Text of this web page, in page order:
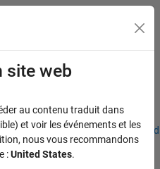
Adresses de nos bureaux
du menu
site web
au contenu traduit dans
et voir les événements et les
nous vous recommandons
:United States.